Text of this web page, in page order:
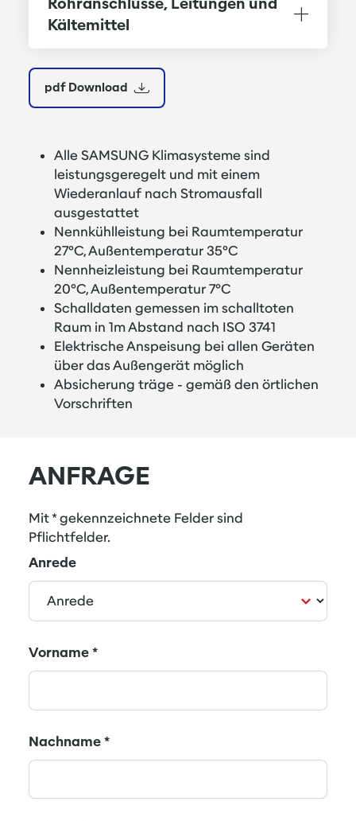
Luftansaug kopfseitig über die gesamte
Verdampferbreite
3D Luftlenkautomatik zur optimalen
Zuluftverteilung im Raum oder Luftführung
individuell einstellbar
Zugluft
Reinigungsfähiger Full HD-Filter, leicht nach
oben herausnehmbar
Ventilator vierstufig schaltbar für
besonders geräuscharmen Betrieb
Direkt angetriebener Motor mit
Wicklungsschutz
Verdampfer aus CU-Rohr mit aufgepressten
Aluminiumlamellen
Elektronische Regelung mit
mikroprozessorgesteuertem Betriebsablauf
für optimalen Klimakomfort
Schaltkontrolle über Infrarot-
Kabelfernbedienung mit Echtzeit-, Tages-
Raumtemperaturfühler
Kältemittel
pdf Download
Alle SAMSUNG Klimasysteme sind
leistungsgeregelt und mit einem
Wiederanlauf nach Stromausfall
ausgestattet
Nennkühlleistung bei Raumtemperatur
27°C, Außentemperatur 35°C
Nennheizleistung bei Raumtemperatur
20°C, Außentemperatur 7°C
Schalldaten gemessen im schalltoten
Raum in 1m Abstand nach ISO 3741
Elektrische Anspeisung bei allen Geräten
über das Außengerät möglich
Absicherung träge - gemäß den örtlichen
Vorschriften
ANFRAGE
Mit * gekennzeichnete Felder sind
Pflichtfelder.
Anrede
Vorname*
Nachname*